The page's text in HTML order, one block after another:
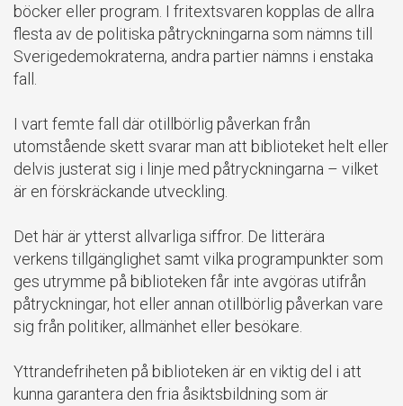
böcker eller program. I fritextsvaren kopplas de allra
flesta av de politiska påtryckningarna som nämns till
Sverigedemokraterna, andra partier nämns i enstaka
fall.
I vart femte fall där otillbörlig påverkan från
utomstående skett svarar man att biblioteket helt eller
delvis justerat sig i linje med påtryckningarna – vilket
är en förskräckande utveckling.
Det här är ytterst allvarliga siffror. De litterära
verkens tillgänglighet samt vilka programpunkter som
ges utrymme på biblioteken får inte avgöras utifrån
påtryckningar, hot eller annan otillbörlig påverkan vare
sig från politiker, allmänhet eller besökare.
Yttrandefriheten på biblioteken är en viktig del i att
kunna garantera den fria åsiktsbildning som är